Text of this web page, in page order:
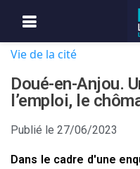
Vie de la cité
Doué-en-Anjou.
l’emploi, le
Publié le 27/06/2023
Dans le cadre d'une